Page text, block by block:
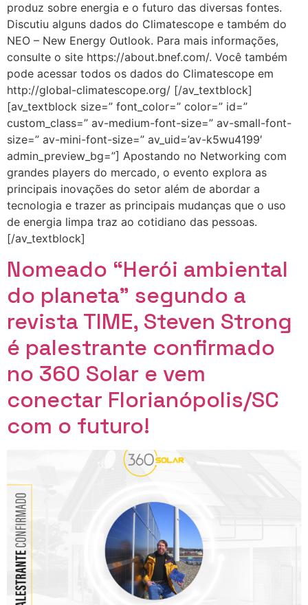
produz sobre energia e o futuro das diversas fontes.
Discutiu alguns dados do Climatescope e também do
NEO – New Energy Outlook. Para mais informações,
consulte o site https://about.bnef.com/. Você também
pode acessar todos os dados do Climatescope em
http://global-climatescope.org/ [/av_textblock]
[av_textblock size=” font_color=” color=” id=”
custom_class=” av-medium-font-size=” av-small-font-
size=” av-mini-font-size=” av_uid=’av-k5wu4199′
admin_preview_bg=”] Apostando no Networking com
grandes players do mercado, o evento explora as
principais inovações do setor além de abordar a
tecnologia e trazer as principais mudanças que o uso
de energia limpa traz ao cotidiano das pessoas.
[/av_textblock]
Nomeado “Herói ambiental
do planeta” segundo a
revista TIME, Steven Strong
é palestrante confirmado
no 360 Solar e vem
conectar Florianópolis/SC
com o futuro!